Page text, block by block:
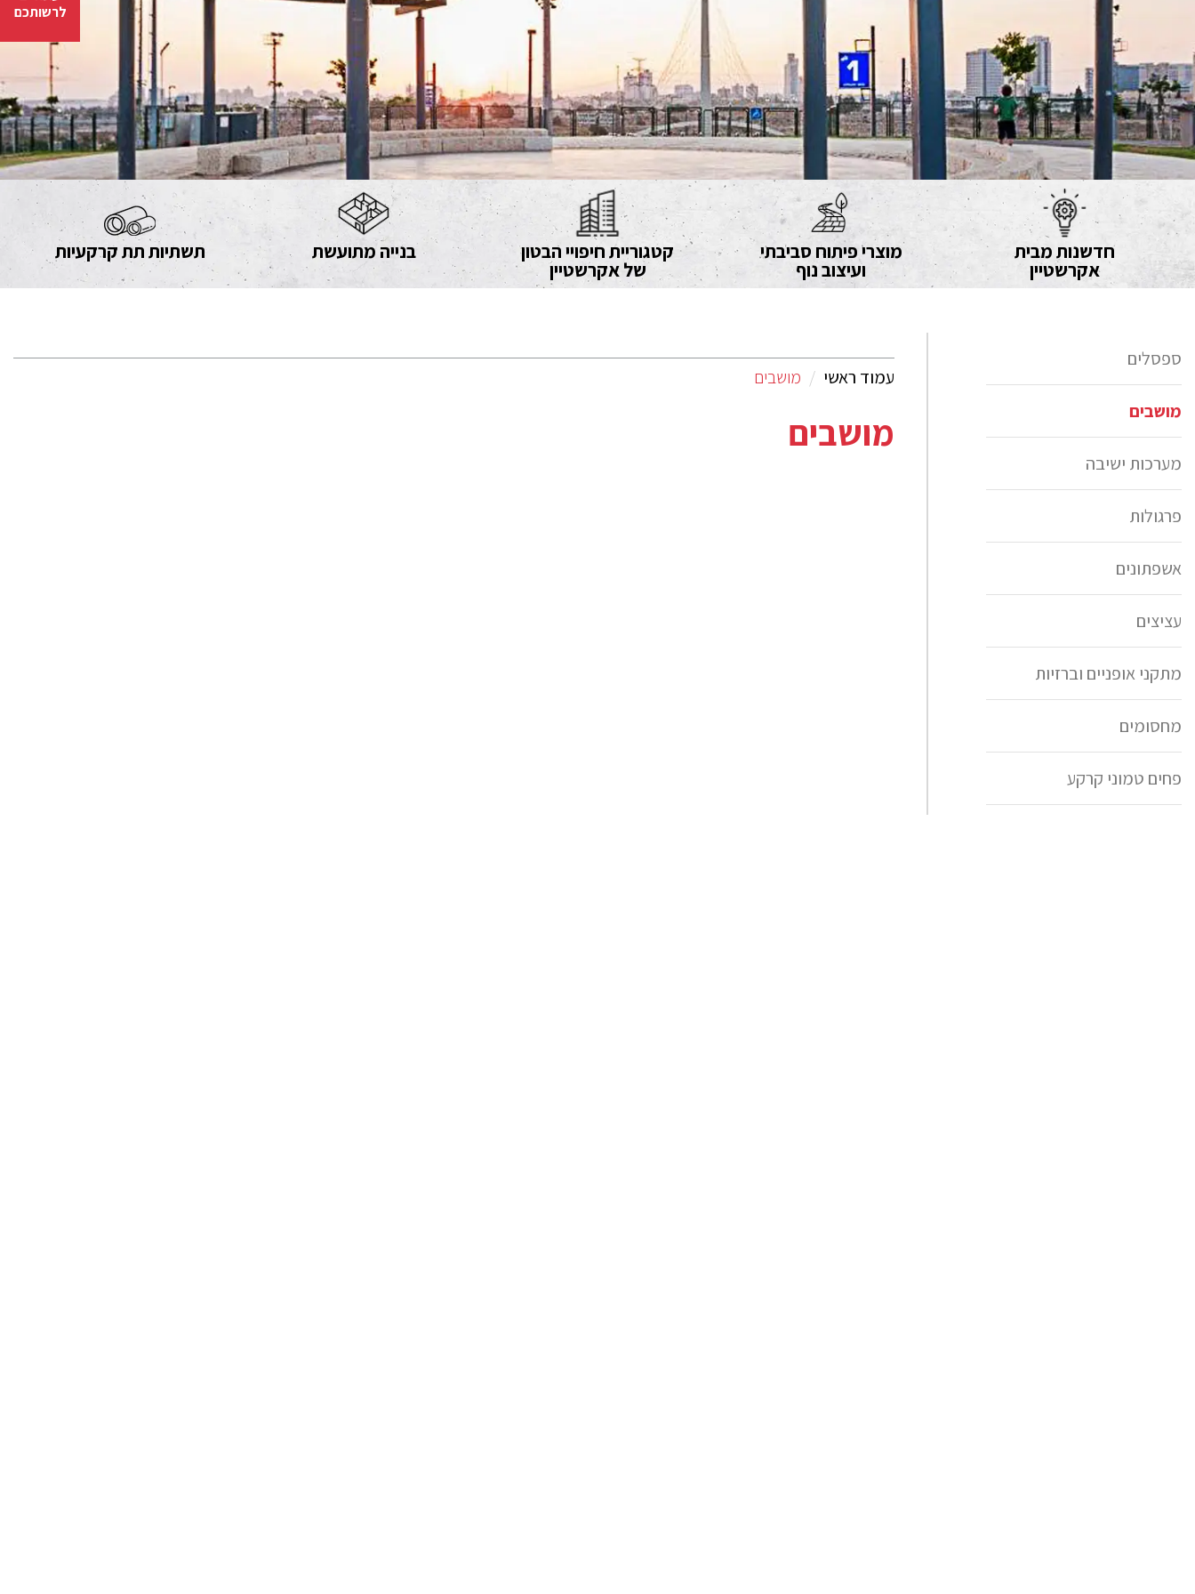
חדשנות מבית
אקרשטיין
מוצרי פיתוח סביבתי
ועיצוב נוף
קטגוריית חיפויי הבטון
של אקרשטיין
בנייה מתועשת תשתיות תת קרקעיות
ספסלים
מושבים
מערכות ישיבה
פרגולות
אשפתונים
עציצים
מתקני אופניים וברזיות
מחסומים
פחים טמוני קרקע
עמוד ראשי מושבים
מושבים
לרשותכם